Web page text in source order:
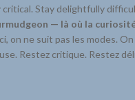
critical. Stay delightfully
— là où la
on ne suit pas les modes.
Restez critique. Restez